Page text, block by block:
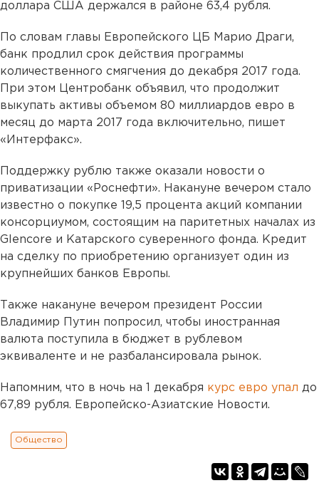
доллара США держался в районе 63,4 рубля.
По словам главы Европейского ЦБ Марио Драги,
банк продлил срок действия программы
количественного смягчения до декабря 2017 года.
При этом Центробанк объявил, что продолжит
выкупать активы объемом 80 миллиардов евро в
месяц до марта 2017 года включительно, пишет
«Интерфакс».
Поддержку рублю также оказали новости о
приватизации «Роснефти». Накануне вечером стало
известно о покупке 19,5 процента акций компании
консорциумом, состоящим на паритетных началах из
Glencore и Катарского суверенного фонда. Кредит
на сделку по приобретению организует один из
крупнейших банков Европы.
Также накануне вечером президент России
Владимир Путин попросил, чтобы иностранная
валюта поступила в бюджет в рублевом
эквиваленте и не разбалансировала рынок.
Напомним, что в ночь на 1 декабря курс евро упал до
67,89 рубля. Европейско-Азиатские Новости.
Общество